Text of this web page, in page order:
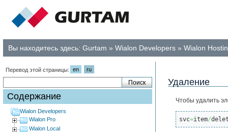
Вы находитесь здесь: Gurtam » Wialon Developers » Wialon
Перевод этой страницы: en ru
Содержание
Wialon Developers
Wialon Pro
Wialon Local
Удаление
Чтобы удалить
svc=item/